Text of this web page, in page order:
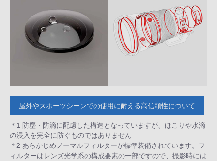
屋外やスポーツシーンでの使用に耐える高信頼性について
＊1 防塵・防滴に配慮した構造となっていますが、ほこりや水滴
の浸入を完全に防ぐものではありません
＊2 あらかじめノーマルフィルターが標準装備されています。フ
ィルターはレンズ光学系の構成要素の一部ですので、撮影時には